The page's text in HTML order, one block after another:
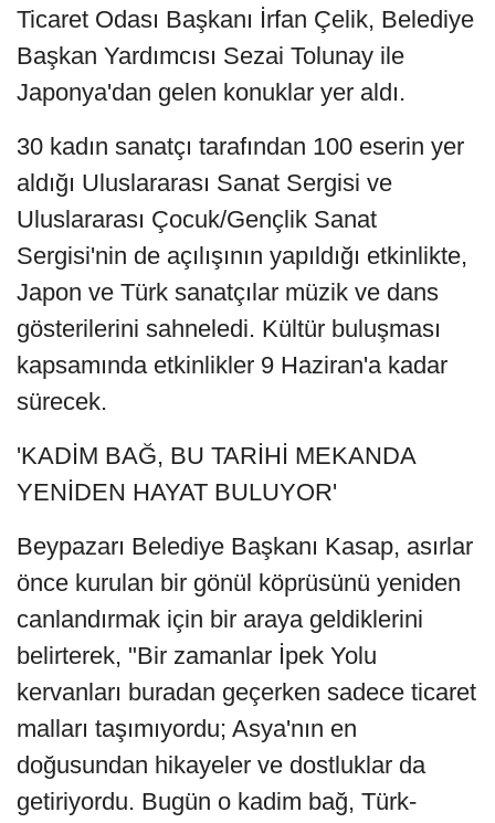
Ticaret Odası Başkanı İrfan Çelik, Belediye
Başkan Yardımcısı Sezai Tolunay ile
Japonya'dan gelen konuklar yer aldı.
30 kadın sanatçı tarafından 100 eserin yer
aldığı Uluslararası Sanat Sergisi ve
Uluslararası Çocuk/Gençlik Sanat
Sergisi'nin de açılışının yapıldığı etkinlikte,
Japon ve Türk sanatçılar müzik ve dans
gösterilerini sahneledi. Kültür buluşması
kapsamında etkinlikler 9 Haziran'a kadar
sürecek.
'KADİM BAĞ, BU TARİHİ MEKANDA
YENİDEN HAYAT BULUYOR'
Beypazarı Belediye Başkanı Kasap, asırlar
önce kurulan bir gönül köprüsünü yeniden
canlandırmak için bir araya geldiklerini
belirterek, "Bir zamanlar İpek Yolu
kervanları buradan geçerken sadece ticaret
malları taşımıyordu; Asya'nın en
doğusundan hikayeler ve dostluklar da
getiriyordu. Bugün o kadim bağ, Türk-